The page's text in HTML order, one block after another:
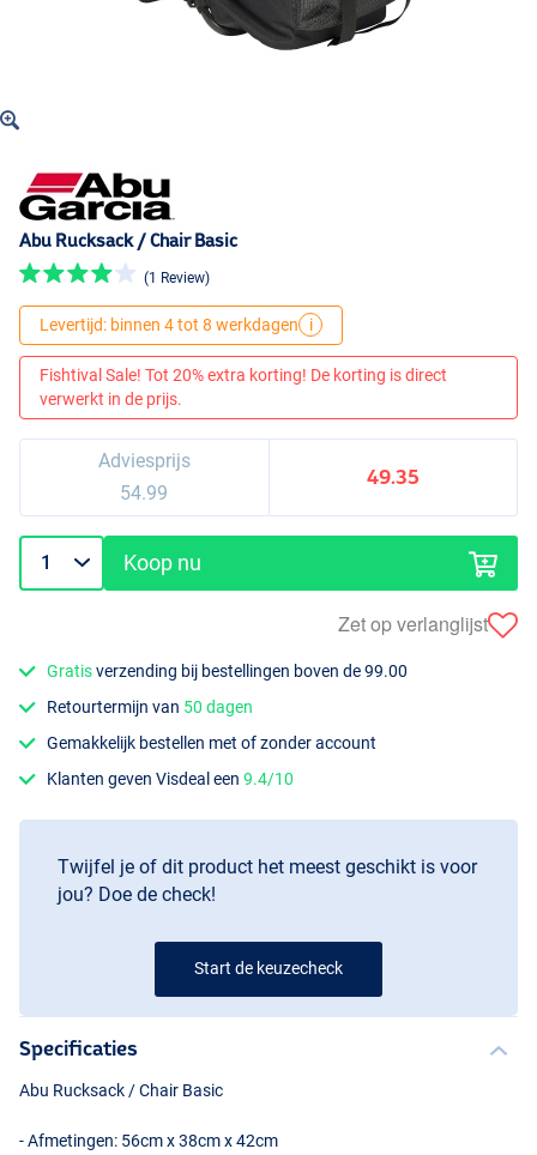
Abu Rucksack / Chair Basic
(1 Review)
Levertijd: binnen 4 tot 8 werkdagen i
Fishtival Sale! Tot 20% extra korting! De korting is direct
verwerkt in de prijs.
Adviesprijs
54.99
49.35
Koop nu
Zet op verlanglijst
Gratisverzending bij bestellingen boven de 99.00
Retourtermijn van 50 dagen
Gemakkelijk bestellen met of zonder account
Klanten geven Visdeal een9.4/10
Twijfel je of dit product het meest geschikt is voor
jou? Doe de check!
Start de keuzecheck
Specificaties
Abu Rucksack / Chair Basic
- Afmetingen: 56cm x 38cm x 42cm